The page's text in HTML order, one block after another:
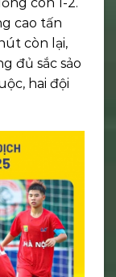
cao tấn
còn lại,
đủ sắc sảo
hai đội